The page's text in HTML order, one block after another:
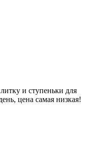
и ступеньки для
цена самая низкая!